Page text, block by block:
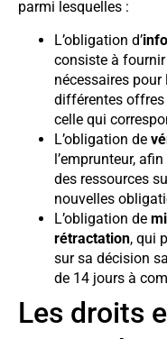
parmi lesquelles :
L’obligation d’
consiste à fournir
nécessaires
différentes offres
celle qui
L’obligation de
l’emprunteur,
des ressources
nouvelles
L’obligation de
rétractation, qui
sur sa décision
de 14 jours à
Les droits